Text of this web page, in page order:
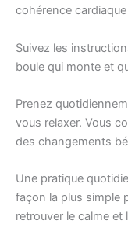
cohérence
Suivez les
boule qui monte et
Prenez
vous relaxer. Vous
des changements
Une pratique
façon la plus simple
retrouver le calme et